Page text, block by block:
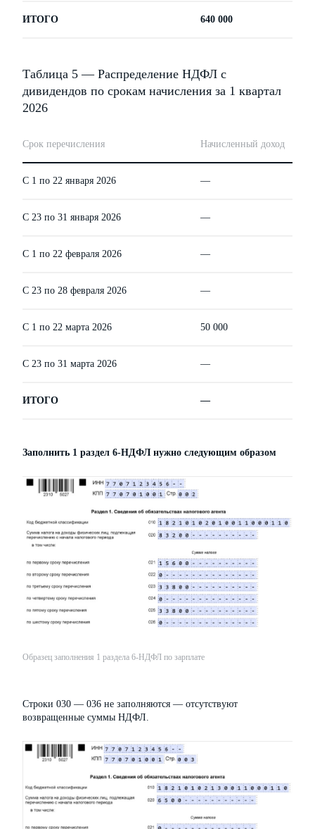
ИТОГО 640 000
Таблица 5 — Распределение НДФЛ с
дивидендов по срокам начисления за 1 квартал
2026
Срок перечисления Начисленный доход
С 1 по 22 января 2026 —
С 23 по 31 января 2026 —
С 1 по 22 февраля 2026 —
С 23 по 28 февраля 2026 —
С 1 по 22 марта 2026 50 000
С 23 по 31 марта 2026 —
ИТОГО —
Заполнить 1 раздел 6-НДФЛ нужно следующим образом
Образец заполнения 1 раздела 6-НДФЛ по зарплате
Строки 030 — 036 не заполняются — отсутствуют
возвращенные суммы НДФЛ.